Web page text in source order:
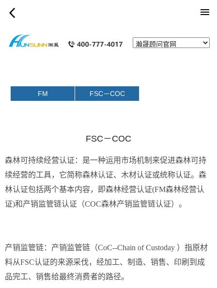
FM FSC－COC
FSC－COC
森林可持续经营认证：是一种运用市场机制来促进森林可持
续经营的工具，它简称森林认证、木材认证或统称认证。森
林认证包括两个基本内容，即森林经营认证(FM森林经营认
证)和产销监管链认证（COC森林产销监管链认证）。
产销监管链：产销监管链（CoC--Chain of Custoday ）指原材
料从FSC认证的来源采伐，经加工、制造、销售、印刷到成
品完工、销售给最终消费者的路径。